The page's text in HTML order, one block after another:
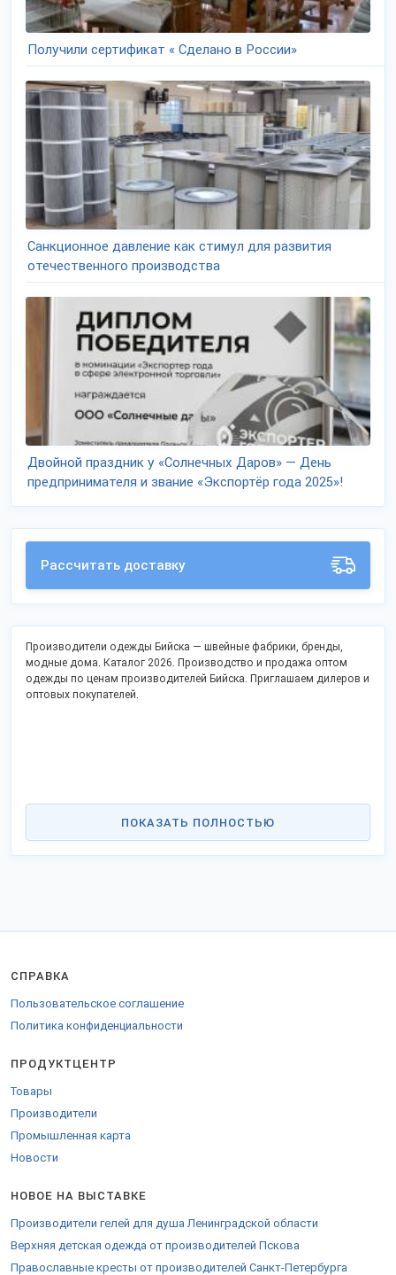
Получили сертификат « Сделано в России»
Санкционное давление как стимул для развития
отечественного производства
Двойной праздник у «Солнечных Даров» — День
предпринимателя и звание «Экспортёр года 2025»!
Рассчитать доставку
Производители одежды Бийска — швейные фабрики, бренды,
модные дома. Каталог 2026. Производство и продажа оптом
одежды по ценам производителей Бийска. Приглашаем дилеров и
оптовых покупателей.
ПОКАЗАТЬ ПОЛНОСТЬЮ
СПРАВКА
Пользовательское соглашение
Политика конфиденциальности
ПРОДУКТЦЕНТР
Товары
Производители
Промышленная карта
Новости
НОВОЕ НА ВЫСТАВКЕ
Производители гелей для душа Ленинградской области
Верхняя детская одежда от производителей Пскова
Православные кресты от производителей Санкт-Петербурга